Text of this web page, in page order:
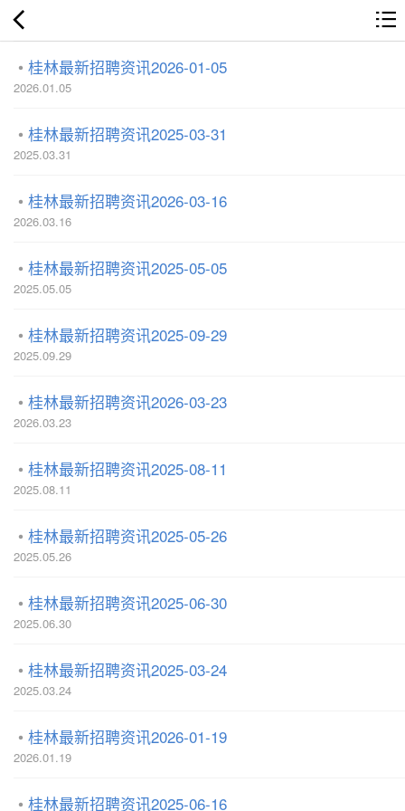
桂林最新招聘资讯2026-01-05
2026.01.05
桂林最新招聘资讯2025-03-31
2025.03.31
桂林最新招聘资讯2026-03-16
2026.03.16
桂林最新招聘资讯2025-05-05
2025.05.05
桂林最新招聘资讯2025-09-29
2025.09.29
桂林最新招聘资讯2026-03-23
2026.03.23
桂林最新招聘资讯2025-08-11
2025.08.11
桂林最新招聘资讯2025-05-26
2025.05.26
桂林最新招聘资讯2025-06-30
2025.06.30
桂林最新招聘资讯2025-03-24
2025.03.24
桂林最新招聘资讯2026-01-19
2026.01.19
桂林最新招聘资讯2025-06-16